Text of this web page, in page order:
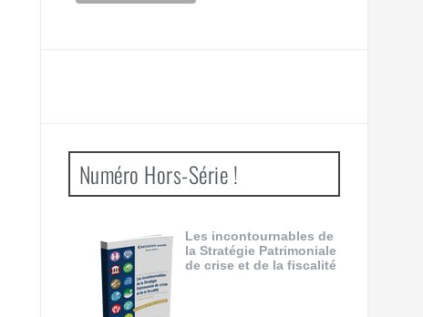
Numéro Hors-Série !
Les incontournables de
la Stratégie Patrimoniale
de crise et de la fiscalité